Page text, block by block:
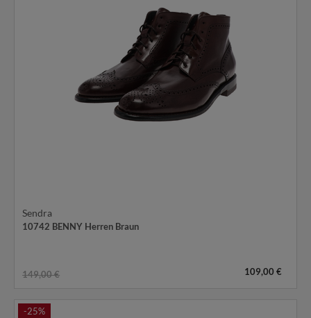
Sendra
10742 BENNY Herren Braun
149,00 € 109,00 €
-25%